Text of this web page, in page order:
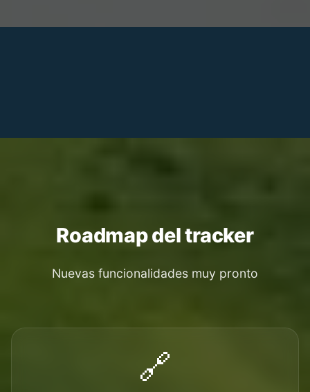
Roadmap del tracker
Nuevas funcionalidades muy pronto
🔗